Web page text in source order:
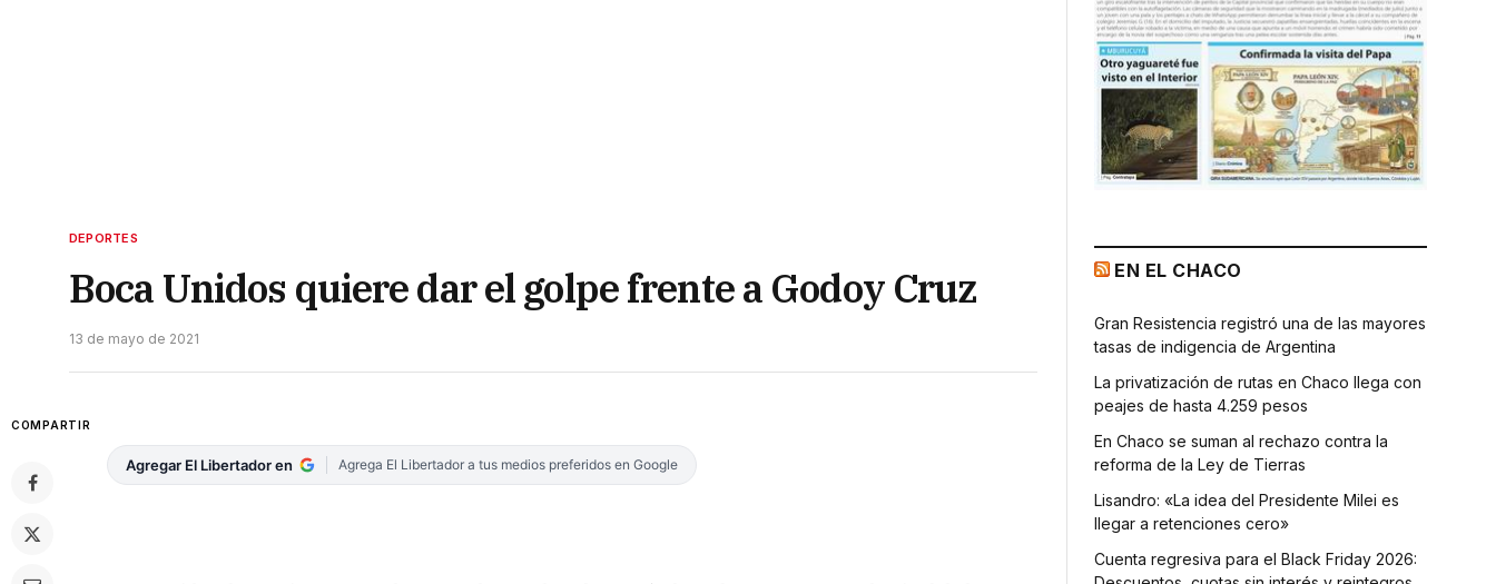
DEPORTES
Boca Unidos quiere dar el golpe frente a Godoy Cruz
13 de mayo de 2021
COMPARTIR
Agregar El Libertador en Agrega El Libertador a tus medios preferidos en Google
EN EL CHACO
Gran Resistencia registró una de las mayores
tasas de indigencia de Argentina
La privatización de rutas en Chaco llega con
peajes de hasta 4.259 pesos
En Chaco se suman al rechazo contra la
reforma de la Ley de Tierras
Lisandro: «La idea del Presidente Milei es
llegar a retenciones cero»
Cuenta regresiva para el Black Friday 2026: